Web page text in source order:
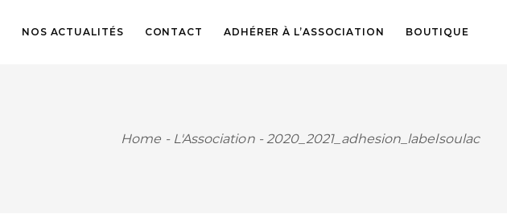
NOS ACTUALITÉS CONTACT ADHÉRER À L’ASSOCIATION BOUTIQUE
Home - L'Association - 2020_2021_adhesion_labelsoulac